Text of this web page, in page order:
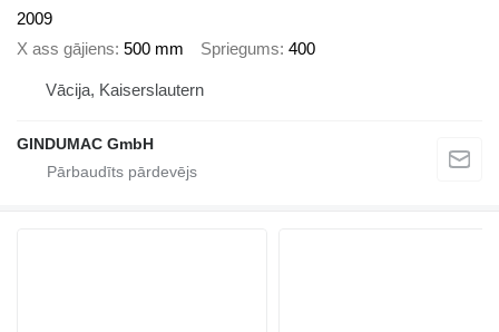
2009
X ass gājiens 500 mm Spriegums 400
Vācija, Kaiserslautern
GINDUMAC GmbH